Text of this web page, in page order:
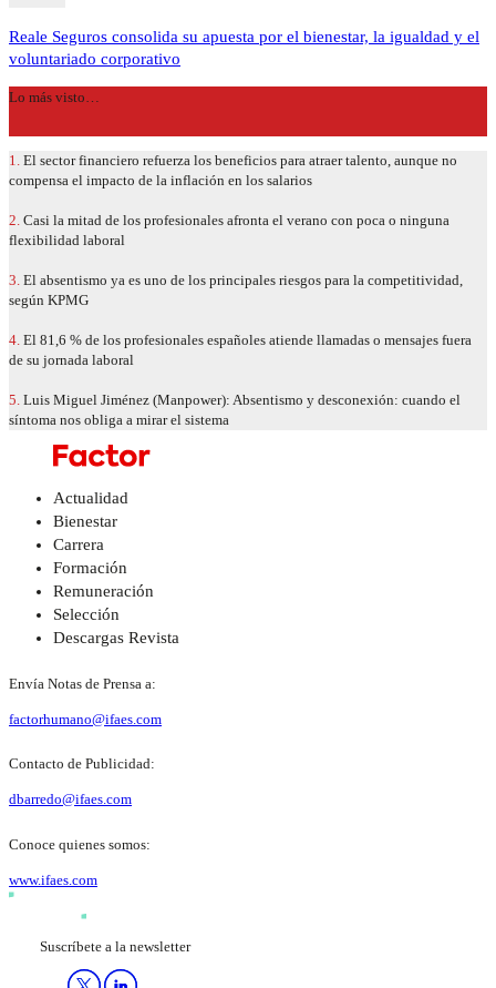
Reale Seguros consolida su apuesta por el bienestar, la igualdad y el
voluntariado corporativo
Lo más visto…
1. El sector financiero refuerza los beneficios para atraer talento, aunque no
compensa el impacto de la inflación en los salarios
2. Casi la mitad de los profesionales afronta el verano con poca o ninguna
flexibilidad laboral
3. El absentismo ya es uno de los principales riesgos para la competitividad,
según KPMG
4. El 81,6 % de los profesionales españoles atiende llamadas o mensajes fuera
de su jornada laboral
5. Luis Miguel Jiménez (Manpower): Absentismo y desconexión: cuando el
síntoma nos obliga a mirar el sistema
Actualidad
Bienestar
Carrera
Formación
Remuneración
Selección
Descargas Revista
Envía Notas de Prensa a:
factorhumano@ifaes.com
Contacto de Publicidad:
dbarredo@ifaes.com
Conoce quienes somos:
www.ifaes.com
Suscríbete a la newsletter